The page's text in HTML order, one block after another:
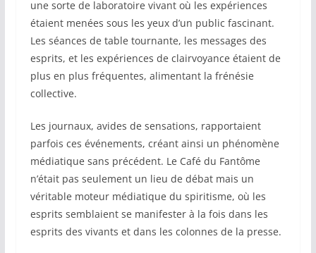
une sorte de laboratoire vivant où les expériences
étaient menées sous les yeux d’un public fascinant.
Les séances de table tournante, les messages des
esprits, et les expériences de clairvoyance étaient de
plus en plus fréquentes, alimentant la frénésie
collective.
Les journaux, avides de sensations, rapportaient
parfois ces événements, créant ainsi un phénomène
médiatique sans précédent. Le Café du Fantôme
n’était pas seulement un lieu de débat mais un
véritable moteur médiatique du spiritisme, où les
esprits semblaient se manifester à la fois dans les
esprits des vivants et dans les colonnes de la presse.